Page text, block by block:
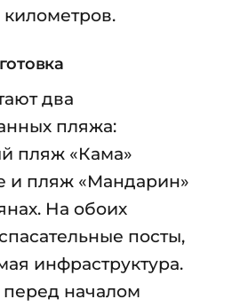
два
пляжа:
пляж «Кама»
и пляж «Мандарин»
На обоих
посты,
инфраструктура.
началом